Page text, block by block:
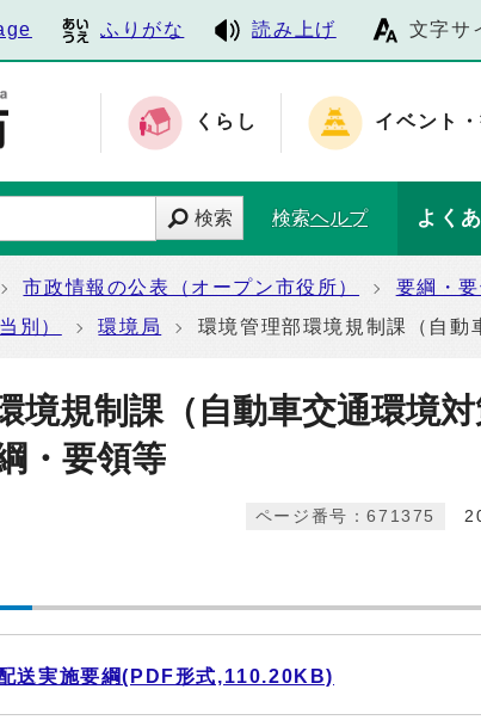
ふりがな 読み上げ 文字サ
くらし イベント
検索 検索ヘルプ よく
市政情報の公表（オープン市役所）
要綱・
別）
環境局 環境管理部環境規制課（自動
境規制課（自動車交通環境
・要領等
ページ番号：671375
送実施要綱(PDF形式,110.20KB)